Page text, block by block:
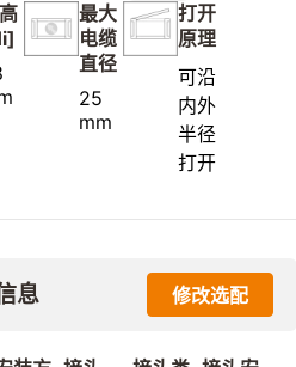
最大
电缆
直径
25
mm
打开
原理
可沿
内外
半径
打开
息 修改选配